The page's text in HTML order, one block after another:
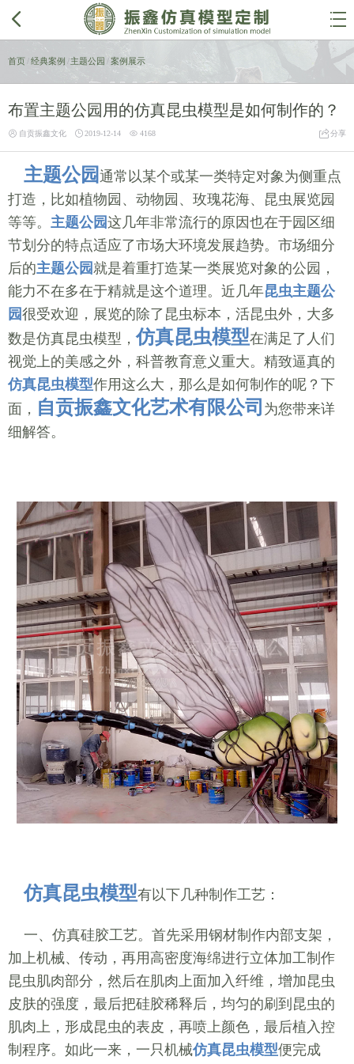
 
首页 经典案例 /主题公园 / 案例展示
布置主题公园用的仿真昆虫模型是如何制作的？
 自贡振鑫文化  2019-12-14  4168 分享
主题公园 通常以某个或某一类特定对象为侧重点
打造，比如植物园、动物园、玫瑰花海、昆虫展览园
等等。 主题公园这几年非常流行的原因也在于园区细
节划分的特点适应了市场大环境发展趋势。市场细分
后的主题公园 就是着重打造某一类展览对象的公园，
能力不在多在于精就是这个道理。近几年昆虫主题公
园很受欢迎，展览的除了昆虫标本，活昆虫外，大多
数是仿真昆虫模型，仿真昆虫模型在满足了人们
视觉上的美感之外，科普教育意义重大。精致逼真的
仿真昆虫模型作用这么大，那么是如何制作的呢？下
面， 自贡振鑫文化艺术有限公司 为您带来详
细解答。
仿真昆虫模型有以下几种制作工艺：
一、仿真硅胶工艺。首先采用钢材制作内部支架，
加上机械、传动，再用高密度海绵进行立体加工制作
昆虫肌肉部分，然后在肌肉上面加入纤维，增加昆虫
皮肤的强度，最后把硅胶稀释后，均匀的刷到昆虫的
肌肉上，形成昆虫的表皮，再喷上颜色，最后植入控
制程序。如此一来，一只机械仿真昆虫模型便完成